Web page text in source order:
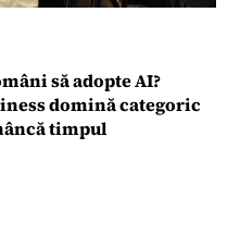
să adopte AI?
domină categoric
timpul